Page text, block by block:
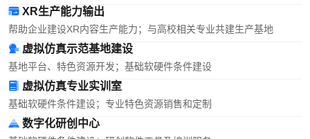
XR生产能力输出
帮助企业建设XR内容生产能力；与高校相关专业共建生产基地
虚拟仿真示范基地建设
基地平台、特色资源开发；基础软硬件条件建设
虚拟仿真专业实训室
基础软硬件条件建设；专业特色资源销售和定制
数字化研创中心